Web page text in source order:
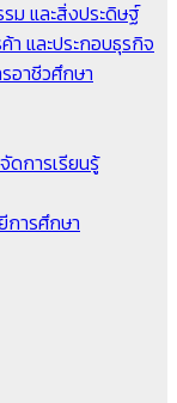
ม และสิ่งประดิษฐ์
และประกอบธุรกิจ
อาชีวศึกษา
การเรียนรู้
การศึกษา